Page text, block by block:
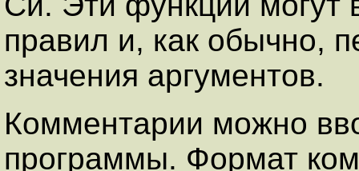
правил и, как обычно,
значения аргументов.
Комментарии можно
программы. Формат